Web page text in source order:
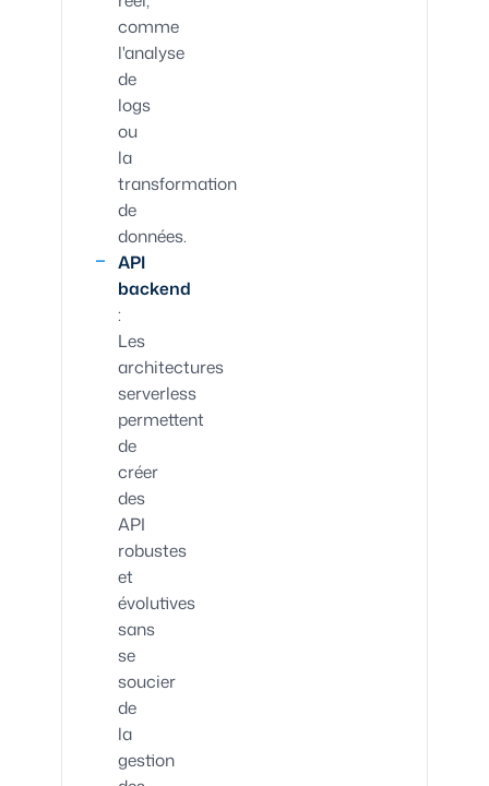
comme
l'analyse
de
logs
ou
la
transformation
de
données.
API
backend
:
Les
architectures
serverless
permettent
de
créer
des
API
robustes
et
évolutives
sans
se
soucier
de
la
gestion